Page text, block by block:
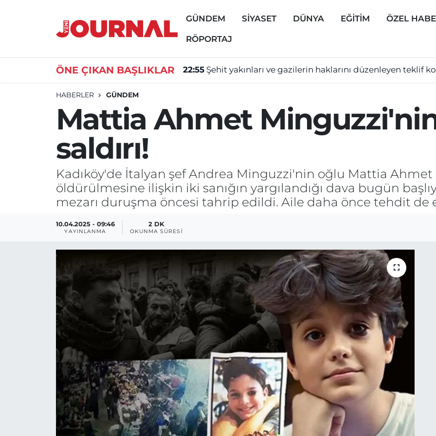
GÜNDEM SİYASET DÜNYA EĞİTİM ÖZEL
RÖPORTAJ
ÖNE ÇIKAN BAŞLIKLAR 22:55 Şehit yakınları ve gazilerin haklarını düzenleyen teklif
HABERLER GÜNDEM
Mattia Ahmet
saldırı!
Kadıköy'de İtalyan şef Andrea Minguzzi'nin oğlu Mattia
öldürülmesine ilişkin iki sanığın yargılandığı dava bugün
mezarı duruşma öncesi tahrip edildi. Aile daha önce tehdit de
10.04.2025 - 09:46
YAYINLANMA
2 DK
OKUNMA SÜRESI
GÜNDEM
DÜNYA
ÖZEL HABER
Nöbetçi Eczaneler
Süper Lig Puan Durumu ve Fikstür
Tüm Manşetler
Son Dakika Haberleri
Haber Arşivi